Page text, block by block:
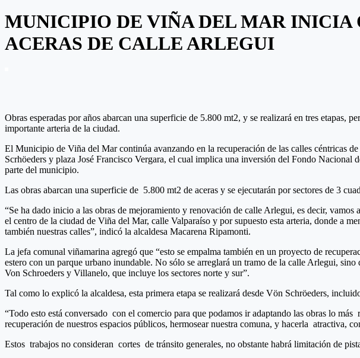
MUNICIPIO DE VIÑA DEL MAR INICIA
ACERAS DE CALLE ARLEGUI
Obras esperadas por años abarcan una superficie de 5.800 mt2, y se realizará en tres etapas,
importante arteria de la ciudad.
El Municipio de Viña del Mar continúa avanzando en la recuperación de las calles céntricas
Scrhöeders y plaza José Francisco Vergara, el cual implica una inversión del Fondo
parte del municipio.
Las obras abarcan una superficie de 5.800 mt2 de aceras y se ejecutarán por sectores de 3
“Se ha dado inicio a las obras de mejoramiento y renovación de calle Arlegui, es decir,
el centro de la ciudad de Viña del Mar, calle Valparaíso y por supuesto esta arteria, donde a
también nuestras calles”, indicó la alcaldesa Macarena Ripamonti.
La jefa comunal viñamarina agregó que “esto se empalma también en un proyecto de
estero con un parque urbano inundable. No sólo se arreglará un tramo de la calle Arlegui,
Von Schroeders y Villanelo, que incluye los sectores norte y sur”.
Tal como lo explicó la alcaldesa, esta primera etapa se realizará desde Vön Schröeders,
“Todo esto está conversado con el comercio para que podamos ir adaptando las obras lo
recuperación de nuestros espacios públicos, hermosear nuestra comuna, y hacerla atractiva,
Estos trabajos no consideran cortes de tránsito generales, no obstante habrá limitación de